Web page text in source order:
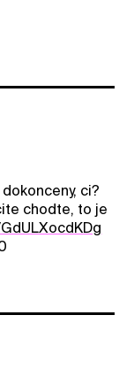
ci?
chodte, to je